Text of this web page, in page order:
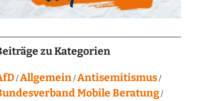
zu Kategorien
Allgemein Antisemitismus
Mobile Beratung